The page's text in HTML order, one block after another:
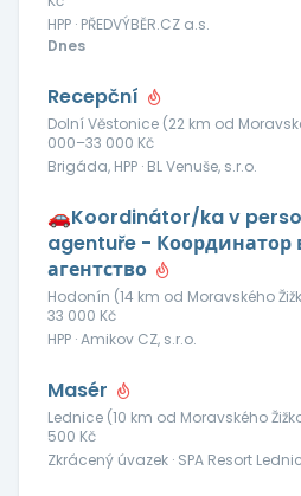
HPP · PŘEDVÝBĚR.CZ a.s.
Dnes
Recepční
Dolní Věstonice (22 km od
000–33 000 Kč
Brigáda, HPP · BL Venuše, s.r.o.
🚗Koordinátor/ka v
agentuře - Координатор
агентство
Hodonín (14 km od Moravského
33 000 Kč
HPP · Amikov CZ, s.r.o.
Masér
Lednice (10 km od Moravského
500 Kč
Zkrácený úvazek · SPA Resort